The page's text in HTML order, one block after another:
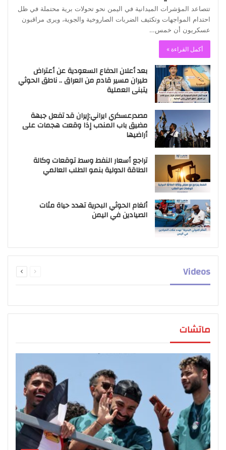
تتصاعد المؤشرات الميدانية في اليمن نحو تحولات برية محتملة في ظل
احتدام المواجهات وتكثيف الضربات الصاروخية والجوية، ويرى مراقبون
عسكريون أن خمس…
أكمل القراءة »
بعد أعلان الدفاع السعودية عن أعتراض
طيران مسير قادم من العراق .. ناطق الحوثي
يتبنى العملية
مصدرعسكري ايراني:إيران قد تفعل جبهة
مضيق باب المندب إذا وقعت هجمات على
أراضيها
تراجع أسعار النفط وسط توقعات وكالة
الطاقة الدولية بنمو الطلب العالمي
ألغام الحوثي البحرية تهدد حياة مئات
الصيادين في اليمن
Videos الصفحةالصفحة
ماتشات